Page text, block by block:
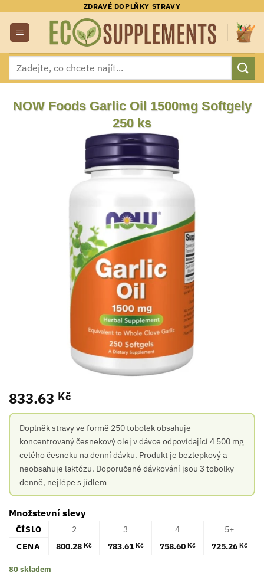
obsah
ZDRAVÉ DOPLŇKY STRAVY
Hledat:
NOW Foods Garlic Oil 1500mg Softgely
250 ks
833.63 Kč
Doplněk stravy ve formě 250 tobolek obsahuje
koncentrovaný česnekový olej v dávce odpovídající 4 500 mg
celého česneku na denní dávku. Produkt je bezlepkový a
neobsahuje laktózu. Doporučené dávkování jsou 3 tobolky
denně, nejlépe s jídlem
Množstevní slevy
ČÍSLO 2 3 4
5+
CENA
800.28 Kč 783.61Kč 758.60 Kč 725.26 Kč
80 skladem